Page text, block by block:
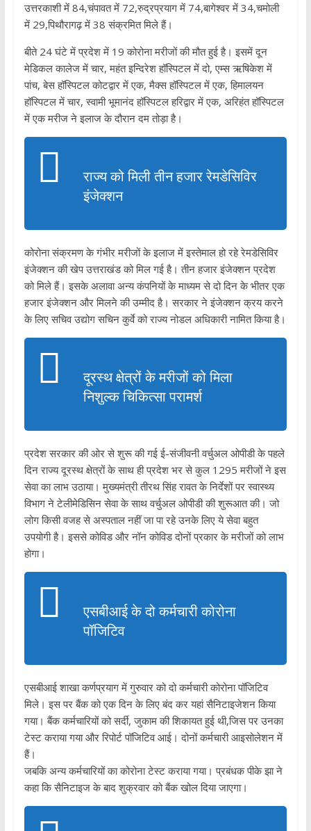
उत्तरकाशी में 84,चंपावत में 72,रुद्रप्रयाग में 74,बागेश्वर में 34,चमोली
में 29,पिथौरागढ़ में 38 संक्रमित मिले हैं।
बीते 24 घंटे में प्रदेश में 19 कोरोना मरीजों की मौत हुई है। इसमें दून
मेडिकल कालेज में चार, महंत इन्दिरेश हॉस्पिटल में दो, एम्स ऋषिकेश में
पांच, बेस हॉस्पिटल कोटद्वार में एक, मैक्स हॉस्पिटल में एक, हिमालयन
हॉस्पिटल में चार, स्वामी भूमानंद हॉस्पिटल हरिद्वार में एक, अरिहंत हॉस्पिटल
में एक मरीज ने इलाज के दौरान दम तोड़ा है।
राज्य को मिली तीन हजार रेमडेसिविर
इंजेक्शन
कोरोना संक्रमण के गंभीर मरीजों के इलाज में इस्तेमाल हो रहे रेमडेसिविर
इंजेक्शन की खेप उत्तराखंड को मिल गई है। तीन हजार इंजेक्शन प्रदेश
को मिले हैं। इसके अलावा अन्य कंपनियों के माध्यम से दो दिन के भीतर एक
हजार इंजेक्शन और मिलने की उम्मीद है। सरकार ने इंजेक्शन क्रय करने
के लिए सचिव उद्योग सचिन कुर्वे को राज्य नोडल अधिकारी नामित किया है।
दूरस्थ क्षेत्रों के मरीजों को मिला
निशुल्क चिकित्सा परामर्श
प्रदेश सरकार की ओर से शुरू की गई ई-संजीवनी वर्चुअल ओपीडी के पहले
दिन राज्य दूरस्थ क्षेत्रों के साथ ही प्रदेश भर से कुल 1295 मरीजों ने इस
सेवा का लाभ उठाया। मुख्यमंत्री तीरथ सिंह रावत के निर्देशों पर स्वास्थ्य
विभाग ने टेलीमेडिसिन सेवा के साथ वर्चुअल ओपीडी की शुरूआत की। जो
लोग किसी वजह से अस्पताल नहीं जा पा रहे उनके लिए ये सेवा बहुत
उपयोगी है। इससे कोविड और नॉन कोविड दोनों प्रकार के मरीजों को लाभ
होगा।
एसबीआई के दो कर्मचारी कोरोना
पॉजिटिव
एसबीआई शाखा कर्णप्रयाग में गुरुवार को दो कर्मचारी कोरोना पॉजिटिव
मिले। इस पर बैंक को एक दिन के लिए बंद कर यहां सैनिटाइजेशन किया
गया। बैंक कर्मचारियों को सर्दी, जुकाम की शिकायत हुई थी,जिस पर उनका
टेस्ट कराया गया और रिपोर्ट पॉजिटिव आई। दोनों कर्मचारी आइसोलेशन में
हैं।
जबकि अन्य कर्मचारियों का कोरोना टेस्ट कराया गया। प्रबंधक पीके झा ने
कहा कि सैनिटाइज के बाद शुक्रवार को बैंक खोल दिया जाएगा।